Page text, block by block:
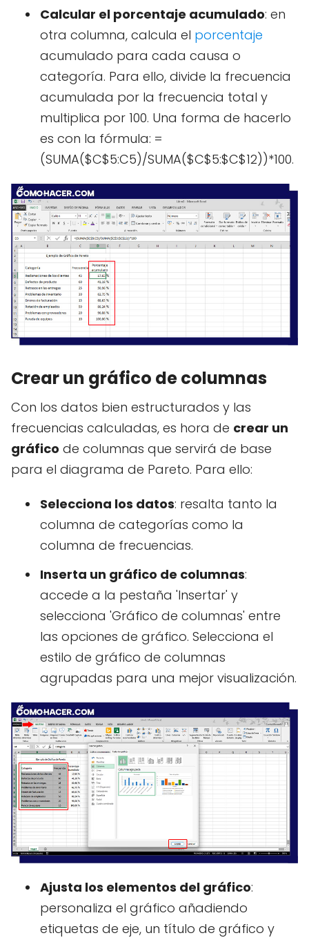
Calcular el porcentaje acumulado: en
otra columna, calcula el porcentaje
acumulado para cada causa o
categoría. Para ello, divide la frecuencia
acumulada por la frecuencia total y
multiplica por 100. Una forma de hacerlo
es con la fórmula: =
(SUMA($C$5:C5)/SUMA($C$5:$C$12))*100.
Crear un gráfico de columnas
Con los datos bien estructurados y las
frecuencias calculadas, es hora de crear un
gráfico de columnas que servirá de base
para el diagrama de Pareto. Para ello:
Selecciona los datos: resalta tanto la
columna de categorías como la
columna de frecuencias.
Inserta un gráfico de columnas:
accede a la pestaña 'Insertar' y
selecciona 'Gráfico de columnas' entre
las opciones de gráfico. Selecciona el
estilo de gráfico de columnas
agrupadas para una mejor visualización.
Ajusta los elementos del gráfico:
personaliza el gráfico añadiendo
etiquetas de eje, un título de gráfico y